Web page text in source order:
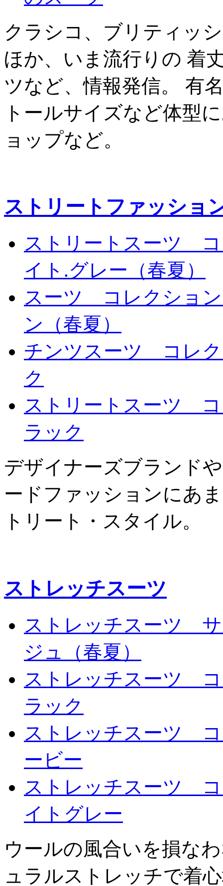
クラシコ、ブリティッ
ほか、いま流行りの 着
ツなど、情報発信。 有
トールサイズなど体型
ョップなど。
ストリートファッショ
ストリートスーツ
イト.グレー（春夏）
スーツ コレクショ
ン（春夏）
チンツスーツ コレ
ク
ストリートスーツ
ラック
デザイナーズブランド
ードファッションにあ
トリート・スタイル。
ストレッチスーツ
ストレッチスーツ
ジュ（春夏）
ストレッチスーツ
ラック
ストレッチスーツ
ービー
ストレッチスーツ
イトグレー
ウールの風合いを損な
ュラルストレッチで着